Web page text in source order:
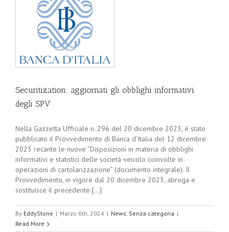
Securitization: aggiornati gli obblighi informativi
degli SPV
Nella Gazzetta Ufficiale n. 296 del 20 dicembre 2023, è stato
pubblicato il Provvedimento di Banca d’Italia del 12 dicembre
2023 recante le nuove “Disposizioni in materia di obblighi
informativi e statistici delle società veicolo coinvolte in
operazioni di cartolarizzazione” (documento integrale). Il
Provvedimento, in vigore dal 20 dicembre 2023, abroga e
sostituisce il precedente [...]
By EddyStone | Marzo 6th, 2024 | News, Senza categoria |
Read More